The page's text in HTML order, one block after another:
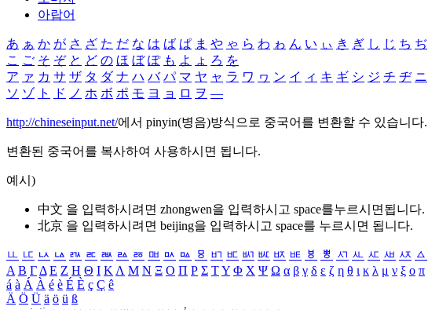
아랍어
あ ぁ か が さ ざ た だ な は ば ぱ ま や ゃ ら わ ゎ ん い ぃ き ぎ し じ ち ぢ
こ ご そ ぞ と ど の ほ ぼ ぽ も よ ょ ろ を
ア ァ カ サ ザ タ ダ ナ ハ バ パ マ ヤ ャ ラ ワ ヮ ン イ ィ キ ギ シ ジ チ ヂ ニ
ソ ゾ ト ド ノ ホ ボ ポ モ ヨ ョ ロ ヲ ―
http://chineseinput.net/에서 pinyin(병음)방식으로 중국어를 변환할 수 있습니다.
변환된 중국어를 복사하여 사용하시면 됩니다.
예시)
中文 을 입력하시려면 zhongwen을 입력하시고 space를누르시면됩니다.
北京 을 입력하시려면 beijing을 입력하시고 space를 누르시면 됩니다.
ㅥ ㅦ ㅧ ㅨ ㅩ ㅪ ㅫ ㅬ ㅭ ㅮ ㅯ ㅰ ㅱ ㅲ ㅳ ㅴ ㅵ ㅶ ㅷ ㅸ ㅹ ㅺ ㅻ ㅼ ㅽ ㅾ ㅿ
Α Β ΓΔ Ε Ζ Η Θ Ι ΚΛ Μ Ν Ξ Ο Π Ρ Σ ΤΥ Φ Χ Ψ Ω α β γ δ ε ζ η θ ι κ λ μ ν ξ ο π
á à Á À é è É È ç Ç ê
Ä Ö Ü ä ö ü ß